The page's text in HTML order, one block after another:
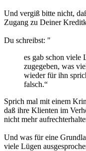
Und vergiß bitte nicht,
Zugang zu Deiner
Du schreibst: "
es gab schon viele
zugegeben, was
wieder für ihn
falsch.“
Sprich mal mit einem
daß ihre Klienten im
nicht mehr
Und was für eine
viele Lügen